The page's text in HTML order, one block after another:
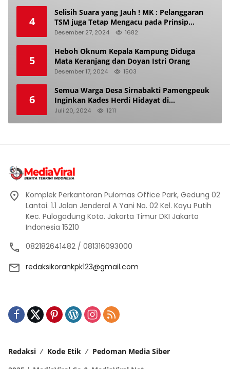
4
Selisih Suara yang Jauh ! MK : Pelanggaran
TSM juga Tetap Mengacu pada Prinsip
Keadilan Pemilu
Desember 27, 2024 1682
5
Heboh Oknum Kepala Kampung Diduga
Mata Keranjang dan Doyan Istri Orang
Desember 17, 2024 1503
6
Semua Warga Desa Sirnabakti Pamengpeuk
Inginkan Kades Herdi Hidayat di
Berhentikan Dari Jabatan nya
Juli 20, 2024 1211
Komplek Perkantoran Pulomas Office Park, Gedung 02
Lantai. 1.1 Jalan Jenderal A Yani No. 02 Kel. Kayu Putih
Kec. Pulogadung Kota. Jakarta Timur DKI Jakarta
Indonesia 15210
082182641482 / 081316093000
redaksikorankpk123@gmail.com
Redaksi Kode Etik
Pedoman Media Siber